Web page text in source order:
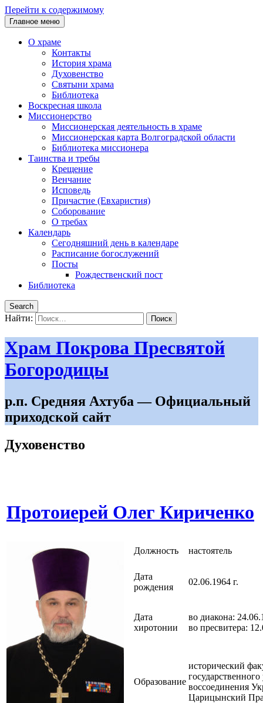
Перейти к содержимому
Главное меню
О храме
Контакты
История храма
Духовенство
Святыни храма
Библиотека
Воскресная школа
Миссионерство
Миссионерская деятельность в храме
Миссионерская карта Волгоградской области
Библиотека миссионера
Таинства и требы
Крещение
Венчание
Исповедь
Причастие (Евхаристия)
Соборование
О требах
Календарь
Сегодняшний день в календаре
Расписание богослужений
Посты
Рождественский пост
Библиотека
Search
Найти:
Храм Покрова Пресвятой
Богородицы
р.п. Средняя Ахтуба — Официальный
приходской сайт
Духовенство
Протоиерей Олег Кириченко
Должность настоятель
Дата
рождения
02.06.1964 г.
Дата
хиротонии
во диакона:
во пресвитера:
Образование
исторический
воссоединения
Царицынский